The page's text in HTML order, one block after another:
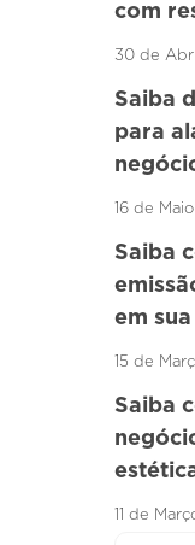
com
30 de
Saiba
para
16 de
Saiba
em
15 de
Saiba
11 de